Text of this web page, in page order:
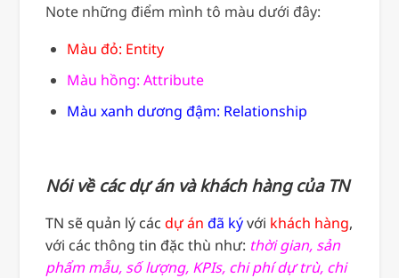
Note những điểm mình tô màu dưới đây:
Màu đỏ: Entity
Màu hồng: Attribute
Màu xanh dương đậm: Relationship
Nói về các dự án và khách hàng của TN
TN sẽ quản lý các dự án đã kývới khách hàng,
với các thông tin đặc thù như: thời gian, sản
phẩm mẫu, số lượng, KPIs, chi phí dự trù, chi